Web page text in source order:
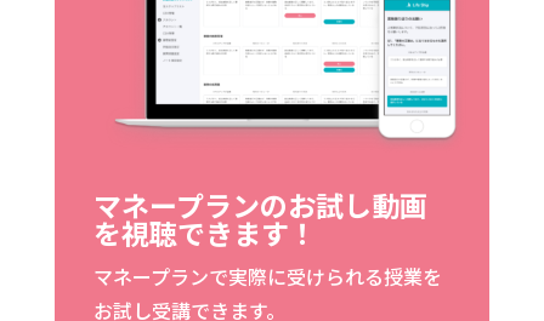
マネープランのお試し動画
を視聴できます！
マネープランで実際に受けられる授業を
お試し受講できます。